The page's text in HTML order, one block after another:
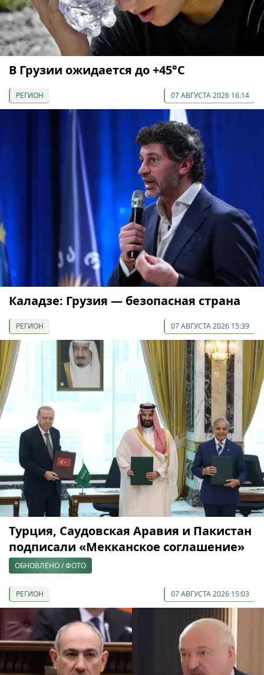
В Грузии ожидается до +45°С
РЕГИОН 07 АВГУСТА 2026 16:14
Каладзе: Грузия — безопасная страна
РЕГИОН 07 АВГУСТА 2026 15:39
Турция, Саудовская Аравия и Пакистан
подписали «Мекканское соглашение»
ОБНОВЛЕНО / ФОТО
РЕГИОН 07 АВГУСТА 2026 15:03